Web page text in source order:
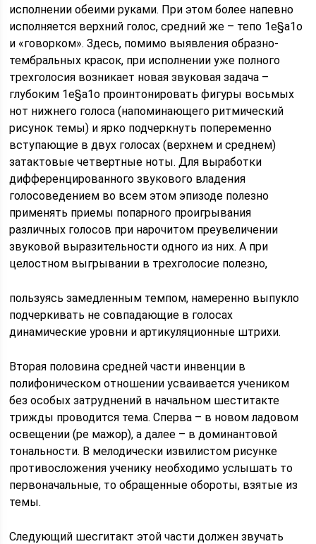
исполнении обеими руками. При этом более напевно
исполняется верхний голос, средний же – тепо 1е§а1о
и «говорком». Здесь, помимо выявления образно-
тембральных красок, при исполнении уже полного
трехголосия возникает новая звуковая задача –
глубоким 1е§а1о проинтонировать фигуры восьмых
нот нижнего голоса (напоминающего ритмический
рисунок темы) и ярко подчеркнуть попеременно
вступающие в двух голосах (верхнем и среднем)
затактовые четвертные ноты. Для выработки
дифференцированного звукового владения
голосоведением во всем этом эпизоде полезно
применять приемы попарного проигрывания
различных голосов при нарочитом преувеличении
звуковой выразительности одного из них. А при
целостном выгрывании в трехголосие полезно,
пользуясь замедленным темпом, намеренно выпукло
подчеркивать не совпадающие в голосах
динамические уровни и артикуляционные штрихи.
Вторая половина средней части инвенции в
полифоническом отношении усваивается учеником
без особых затруднений в начальном шеститакте
трижды проводится тема. Сперва – в новом ладовом
освещении (ре мажор), а далее – в доминантовой
тональности. В мелодически извилистом рисунке
противосложения ученику необходимо услышать то
первоначальные, то обращенные обороты, взятые из
темы.
Следующий шесгитакт этой части должен звучать